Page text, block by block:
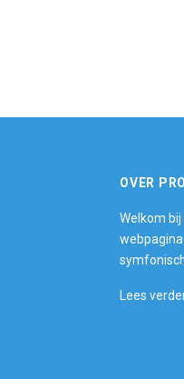
OVER
Welkom
Lees